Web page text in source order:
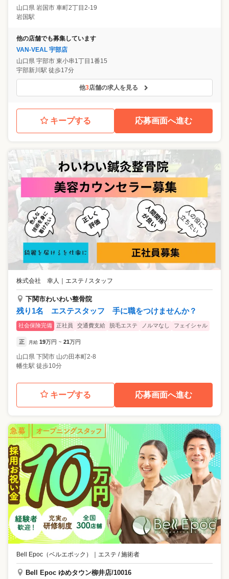
山口県 岩国市 車町2丁目2-19
岩国駅
他の店舗でも募集しています
VAN-VEAL 宇部店
山口県 宇部市 東小串1丁目1番15
宇部新川駅 徒歩17分
他3店舗の求人を見る
キープする 応募画面へ進む
株式会社 幸人 ｜ エステ / スタッフ
下関市わいわい整骨院
残り1名 エステスタッフ 手に職をつけませんか？
社会保険完備 正社員 交通費支給 脱毛エステ ノルマなし フェイシャル
正 月給 19万円 ~ 21万円
山口県 下関市 山の田本町2‐8
幡生駅 徒歩10分
キープする 応募画面へ進む
Bell Epoc（ベルエポック） エステ / 施術者
Bell Epoc ゆめタウン柳井店/10016